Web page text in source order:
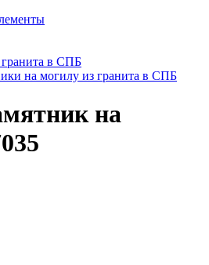
в СПБ
на могилу из гранита в СПБ
на